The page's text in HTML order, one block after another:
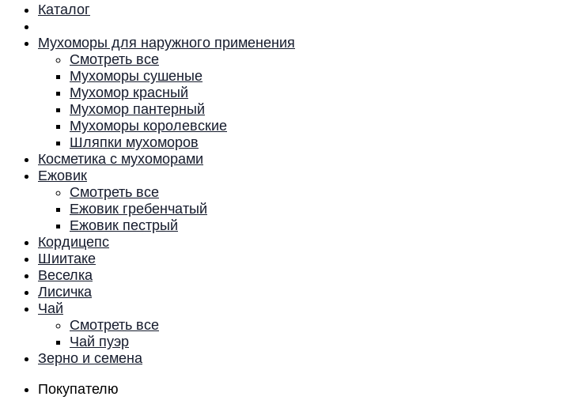
Каталог
Мухоморы для наружного применения
Смотреть все
Мухоморы сушеные
Мухомор красный
Мухомор пантерный
Мухоморы королевские
Шляпки мухоморов
Косметика с мухоморами
Ежовик
Смотреть все
Ежовик гребенчатый
Ежовик пестрый
Кордицепс
Шиитаке
Веселка
Лисичка
Чай
Смотреть все
Чай пуэр
Зерно и семена
Покупателю